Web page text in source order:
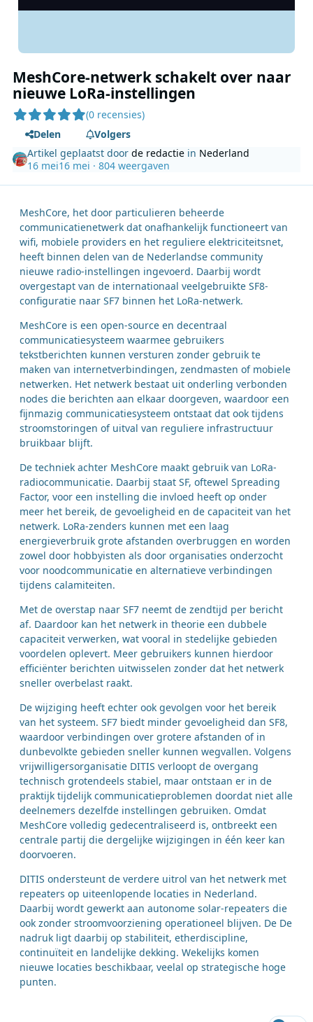
MeshCore-netwerk schakelt over naar
nieuwe LoRa-instellingen
(0 recensies)
Delen
Volgers
Artikel geplaatst doorde redactie in Nederland
16 mei16 mei · 804 weergaven
MeshCore, het door particulieren beheerde
communicatienetwerk dat onafhankelijk functioneert van
wifi, mobiele providers en het reguliere elektriciteitsnet,
heeft binnen delen van de Nederlandse community
nieuwe radio-instellingen ingevoerd. Daarbij wordt
overgestapt van de internationaal veelgebruikte SF8-
configuratie naar SF7 binnen het LoRa-netwerk.
MeshCore is een open-source en decentraal
communicatiesysteem waarmee gebruikers
tekstberichten kunnen versturen zonder gebruik te
maken van internetverbindingen, zendmasten of mobiele
netwerken. Het netwerk bestaat uit onderling verbonden
nodes die berichten aan elkaar doorgeven, waardoor een
fijnmazig communicatiesysteem ontstaat dat ook tijdens
stroomstoringen of uitval van reguliere infrastructuur
bruikbaar blijft.
De techniek achter MeshCore maakt gebruik van LoRa-
radiocommunicatie. Daarbij staat SF, oftewel Spreading
Factor, voor een instelling die invloed heeft op onder
meer het bereik, de gevoeligheid en de capaciteit van het
netwerk. LoRa-zenders kunnen met een laag
energieverbruik grote afstanden overbruggen en worden
zowel door hobbyisten als door organisaties onderzocht
voor noodcommunicatie en alternatieve verbindingen
tijdens calamiteiten.
Met de overstap naar SF7 neemt de zendtijd per bericht
af. Daardoor kan het netwerk in theorie een dubbele
capaciteit verwerken, wat vooral in stedelijke gebieden
voordelen oplevert. Meer gebruikers kunnen hierdoor
efficiënter berichten uitwisselen zonder dat het netwerk
sneller overbelast raakt.
De wijziging heeft echter ook gevolgen voor het bereik
van het systeem. SF7 biedt minder gevoeligheid dan SF8,
waardoor verbindingen over grotere afstanden of in
dunbevolkte gebieden sneller kunnen wegvallen. Volgens
vrijwilligersorganisatie DITIS verloopt de overgang
technisch grotendeels stabiel, maar ontstaan er in de
praktijk tijdelijk communicatieproblemen doordat niet alle
deelnemers dezelfde instellingen gebruiken. Omdat
MeshCore volledig gedecentraliseerd is, ontbreekt een
centrale partij die dergelijke wijzigingen in één keer kan
doorvoeren.
DITIS ondersteunt de verdere uitrol van het netwerk met
repeaters op uiteenlopende locaties in Nederland.
Daarbij wordt gewerkt aan autonome solar-repeaters die
ook zonder stroomvoorziening operationeel blijven. De De
nadruk ligt daarbij op stabiliteit, etherdiscipline,
continuïteit en landelijke dekking. Wekelijks komen
nieuwe locaties beschikbaar, veelal op strategische hoge
punten.